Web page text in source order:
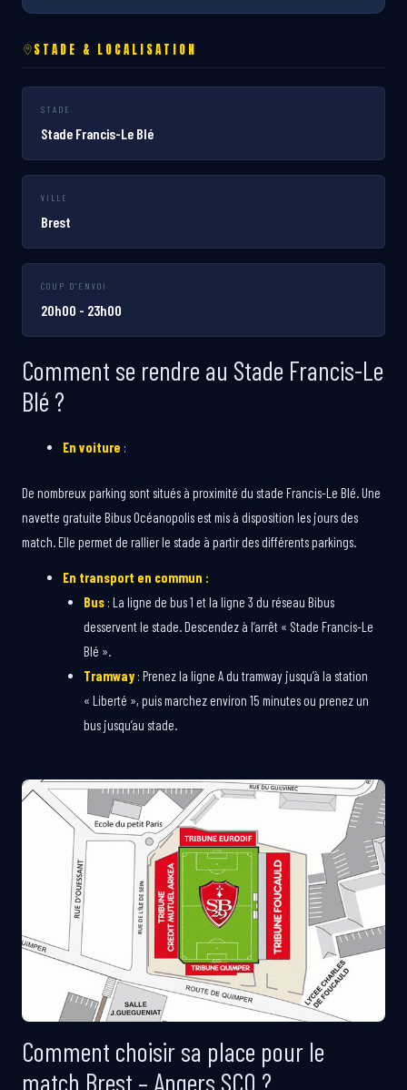
STADE & LOCALISATION
STADE
Stade Francis-Le Blé
VILLE
Brest
COUP D'ENVOI
20h00 - 23h00
Comment se rendre au Stade Francis-Le
Blé ?
En voiture :
De nombreux parking sont situés à proximité du stade Francis-Le Blé. Une
navette gratuite Bibus Océanopolis est mis à disposition les jours des
match. Elle permet de rallier le stade à partir des différents parkings.
En transport en commun :
Bus: La ligne de bus 1 et la ligne 3 du réseau Bibus
desservent le stade. Descendez à l’arrêt « Stade Francis-Le
Blé ».
Tramway: Prenez la ligne A du tramway jusqu’à la station
« Liberté », puis marchez environ 15 minutes ou prenez un
bus jusqu’au stade.
Comment choisir sa place pour le
match Brest – Angers SCO ?